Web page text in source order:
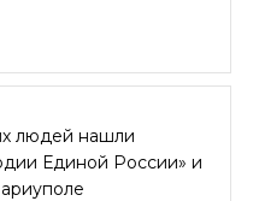
людей нашли
Единой России» и